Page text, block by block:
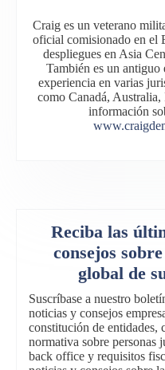
Craig es un veterano
oficial comisionado en el
despliegues en Asia
También es un
experiencia en varias
como Canadá,
información
Reciba las
consejos
global de
Suscríbase a nuestro
noticias y consejos
constitución de entidades,
normativa sobre personas
back office y requisitos